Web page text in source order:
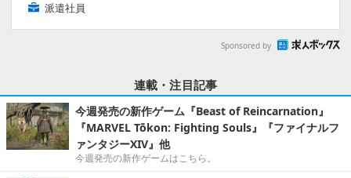
派遣社員
Sponsored by
連載・注目記事
今週発売の新作ゲーム『Beast of Reincarnation』
『MARVEL Tōkon: Fighting Souls』『ファイナルフ
ァンタジーXIV』他
今週発売の新作ゲームはこちら。